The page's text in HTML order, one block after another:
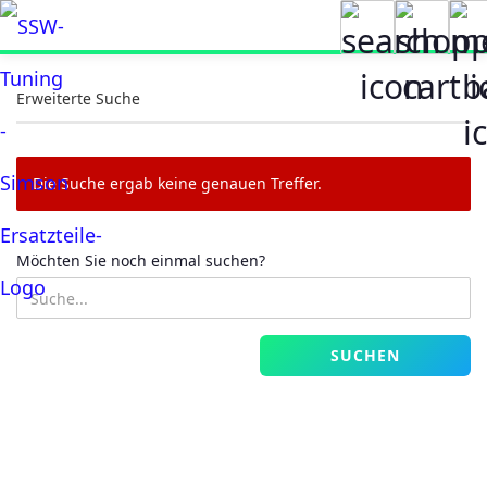
Erweiterte Suche
Die Suche ergab keine genauen Treffer.
MÖCHTEN
SIE
NOCH
EINMAL
Möchten Sie noch einmal suchen?
SUCHEN